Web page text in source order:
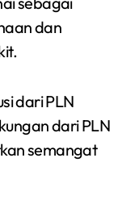
dan
dari PLN
dari PLN
semangat